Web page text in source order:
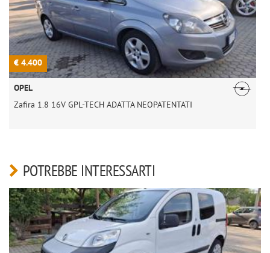
€ 4.400
OPEL
Zafira 1.8 16V GPL-TECH ADATTA NEOPATENTATI
POTREBBE INTERESSARTI